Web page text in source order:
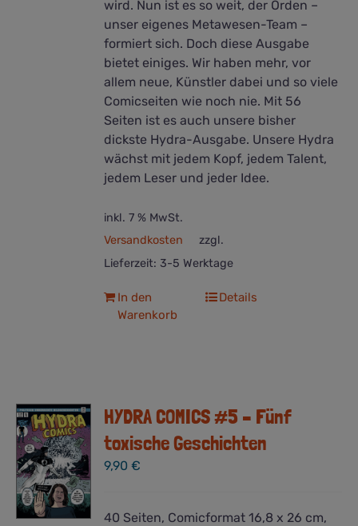
wird. Nun ist es so weit, der Orden –
unser eigenes Metawesen-Team –
formiert sich. Doch diese Ausgabe
bietet einiges. Wir haben mehr, vor
allem neue, Künstler dabei und so viele
Comicseiten wie noch nie. Mit 56
Seiten ist es auch unsere bisher
dickste Hydra-Ausgabe. Unsere Hydra
wächst mit jedem Kopf, jedem Talent,
jedem Leser und jeder Idee.
inkl. 7 % MwSt.
zzgl.
Versandkosten
Lieferzeit: 3-5 Werktage
In den
Warenkorb
Details
HYDRA COMICS #5 – Fünf
toxische Geschichten
9,90€
40 Seiten, Comicformat 16,8 x 26 cm,